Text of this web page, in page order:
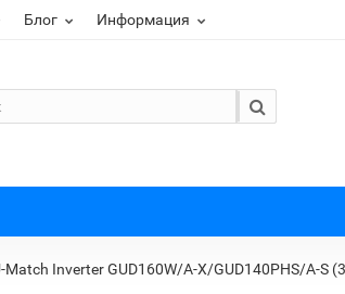
Блог Информация
Inverter GUD160W/A-X/GUD140PHS/A-S